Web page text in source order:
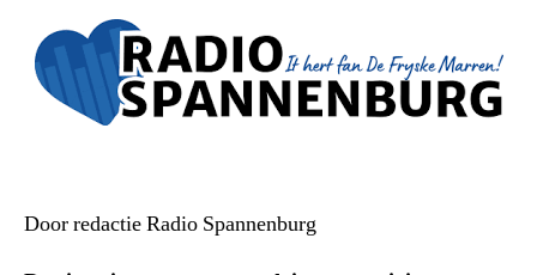
Door redactie Radio Spannenburg